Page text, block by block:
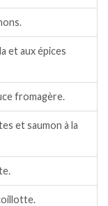
et aux épices
fromagère.
et saumon à la